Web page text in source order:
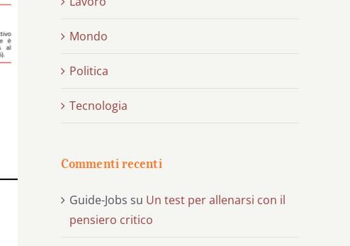
Mondo
Politica
Tecnologia
Commenti recenti
Guide-Jobs su Un test per allenarsi con il
pensiero critico